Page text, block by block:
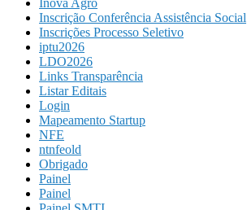
Inova Agro
Inscrição Conferência Assistência Social
Inscrições Processo Seletivo
iptu2026
LDO2026
Links Transparência
Listar Editais
Login
Mapeamento Startup
NFE
ntnfeold
Obrigado
Painel
Painel